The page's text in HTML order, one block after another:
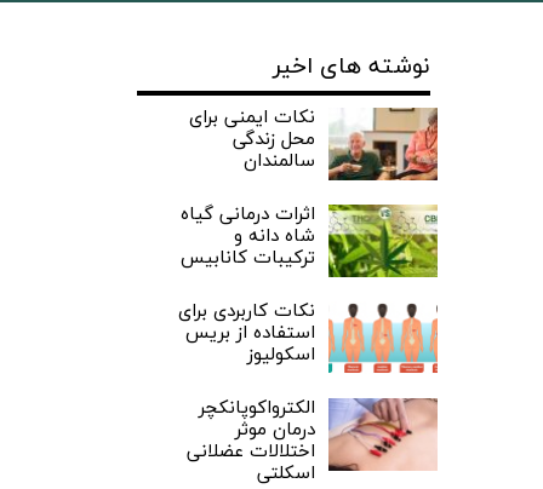
نوشته های اخیر
نکات ایمنی برای
محل زندگی
سالمندان
اثرات درمانی گیاه
شاه دانه و
ترکیبات کانابیس
نکات کاربردی برای
استفاده از بریس
اسکولیوز
الکترواکوپانکچر
درمان موثر
اختلالات عضلانی
اسکلتی